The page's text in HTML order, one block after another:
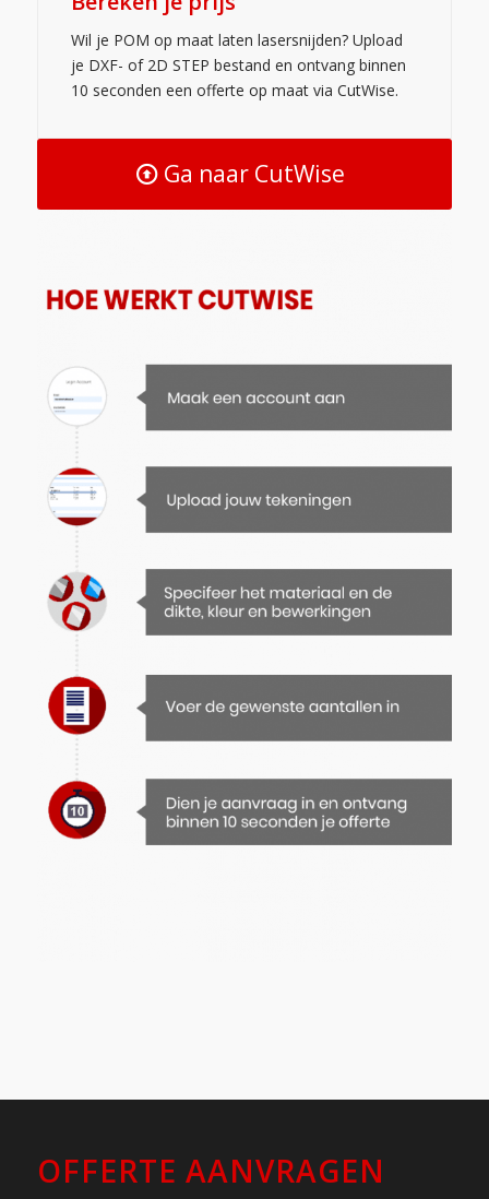
Wil je POM op maat laten lasersnijden? Upload
je DXF- of 2D STEP bestand en ontvang binnen
10 seconden een offerte op maat via CutWise.
Ga naar CutWise
OFFERTE AANVRAGEN